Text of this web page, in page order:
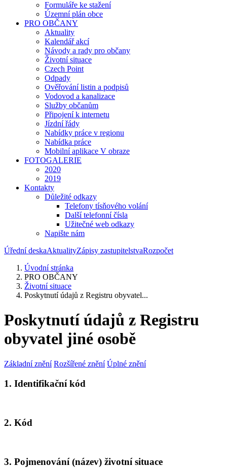
Formuláře ke stažení
Územní plán obce
PRO OBČANY
Aktuality
Kalendář akcí
Návody a rady pro občany
Životní situace
Czech Point
Odpady
Ověřování listin a podpisů
Vodovod a kanalizace
Služby občanům
Připojení k internetu
Jízdní řády
Nabídky práce v regionu
Nabídka práce
Mobilní aplikace V obraze
FOTOGALERIE
2020
2019
Kontakty
Důležité odkazy
Telefony tísňového volání
Další telefonní čísla
Užitečné web odkazy
Napište nám
Úřední deskaAktualityZápisy zastupitelstvaRozpočet
Úvodní stránka
PRO OBČANY
Životní situace
Poskytnutí údajů z Registru obyvatel...
Poskytnutí údajů z Registru
obyvatel jiné osobě
Základní znění Rozšířené znění Úplné znění
1. Identifikační kód
2. Kód
3. Pojmenování (název) životní situace